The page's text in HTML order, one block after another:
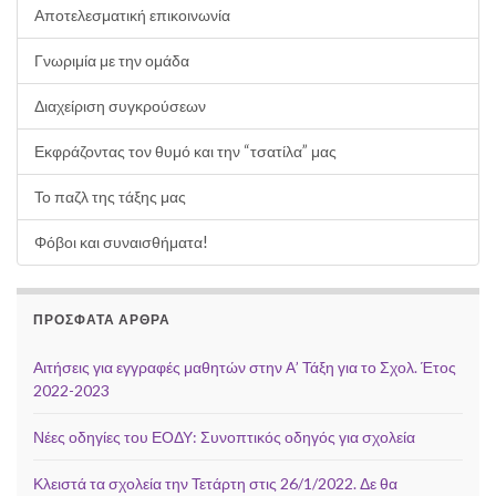
Αποτελεσματική επικοινωνία
Γνωριμία με την ομάδα
Διαχείριση συγκρούσεων
Εκφράζοντας τον θυμό και την “τσατίλα” μας
Το παζλ της τάξης μας
Φόβοι και συναισθήματα!
ΠΡΌΣΦΑΤΑ ΆΡΘΡΑ
Αιτήσεις για εγγραφές μαθητών στην Α’ Τάξη για το Σχολ. Έτος
2022-2023
Νέες οδηγίες του ΕΟΔΥ: Συνοπτικός οδηγός για σχολεία
Κλειστά τα σχολεία την Τετάρτη στις 26/1/2022. Δε θα